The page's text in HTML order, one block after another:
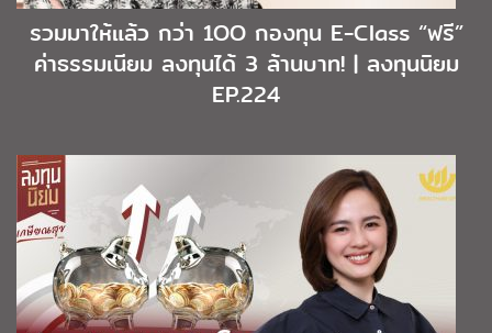
รวมมาให้แล้ว กว่า 1OO กองทุน E-Class “ฟรี”
ค่าธรรมเนียม ลงทุนได้ 3 ล้านบาท! | ลงทุนนิยม
EP.224